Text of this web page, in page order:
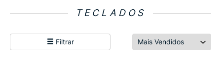
TECLADOS
Filtrar